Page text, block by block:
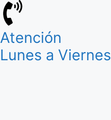
Atención
Lunes a Viernes